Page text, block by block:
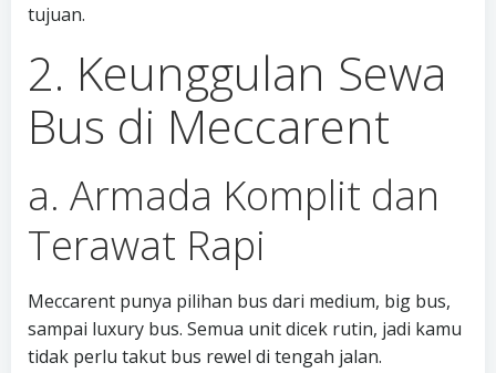
tujuan.
2. Keunggulan Sewa
Bus di Meccarent
a. Armada Komplit dan
Terawat Rapi
Meccarent punya pilihan bus dari medium, big bus,
sampai luxury bus. Semua unit dicek rutin, jadi kamu
tidak perlu takut bus rewel di tengah jalan.